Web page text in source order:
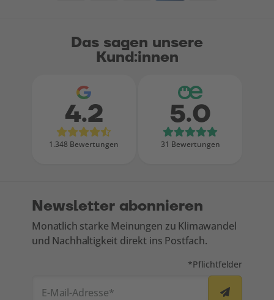
Das sagen unsere
Kund:innen
Bewertungen bei Google
4.2
1.348 Bewertungen
5.0
31 Bewertungen
Newsletter abonnieren
Monatlich starke Meinungen zu Klimawandel
und Nachhaltigkeit direkt ins Postfach.
Mit * markierte
*Pflichtfelder
E-Mail-Adresse*